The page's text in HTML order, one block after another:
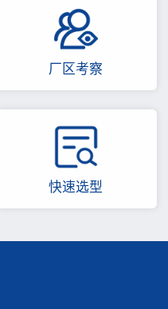
厂区考察
快速选型